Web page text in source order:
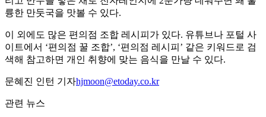
륭한 만둣국을 맛볼 수 있다.
이 외에도 많은 편의점 조합 레시피가 있다. 유튜브나 포털 사
이트에서 ‘편의점 꿀 조합’, ‘편의점 레시피’ 같은 키워드로 검
색해 참고하면 개인 취향에 맞는 음식을 만날 수 있다.
문혜진 인턴 기자hjmoon@etoday.co.kr
관련 뉴스